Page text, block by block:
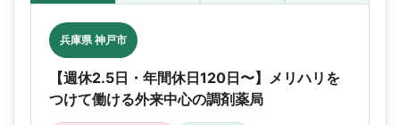
兵庫県 神戸市
【週休2.5日・年間休日120日〜】メリハリを
つけて働ける外来中心の調剤薬局